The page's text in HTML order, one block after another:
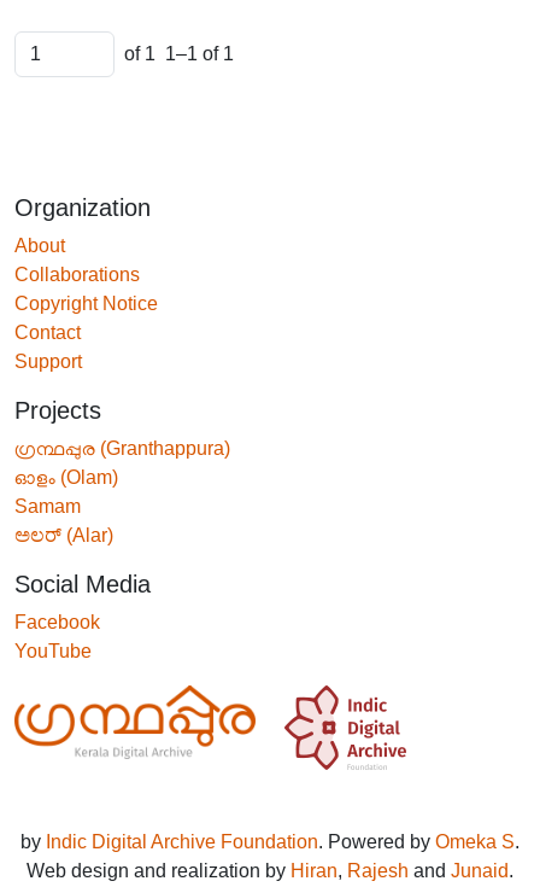
of 1 1–1 of 1
Organization
About
Collaborations
Copyright Notice
Contact
Support
Projects
ഗ്രന്ഥപ്പുര (Granthappura)
ഓളം (Olam)
Samam
ಅಲರ್ (Alar)
Social Media
Facebook
YouTube
by Indic Digital Archive Foundation. Powered by Omeka S.
Web design and realization by Hiran, Rajesh and Junaid.